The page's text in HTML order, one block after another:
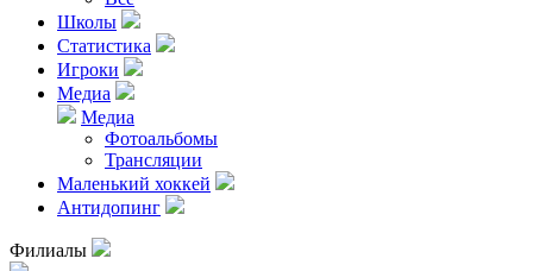
Школы
Статистика
Игроки
Медиа
Медиа
Фотоальбомы
Трансляции
Маленький хоккей
Антидопинг
Филиалы